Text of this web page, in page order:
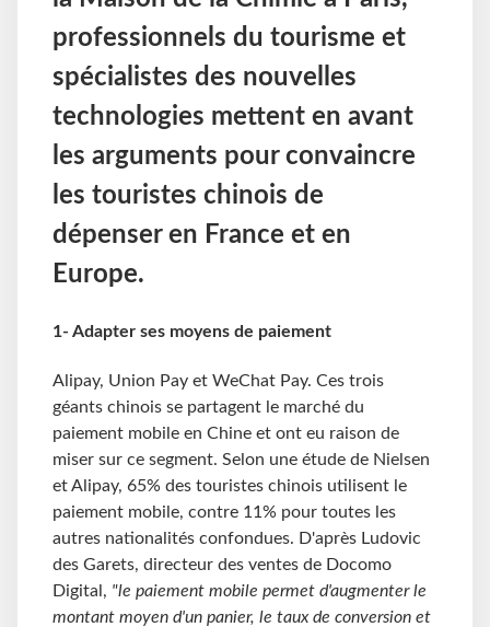
professionnels du tourisme et
spécialistes des nouvelles
technologies mettent en avant
les arguments pour convaincre
les touristes chinois de
dépenser en France et en
Europe.
1- Adapter ses moyens de paiement
Alipay, Union Pay et WeChat Pay. Ces trois
géants chinois se partagent le marché du
paiement mobile en Chine et ont eu raison de
miser sur ce segment. Selon une étude de Nielsen
et Alipay, 65% des touristes chinois utilisent le
paiement mobile, contre 11% pour toutes les
autres nationalités confondues. D'après Ludovic
des Garets, directeur des ventes de Docomo
Digital, "le paiement mobile permet d'augmenter le
montant moyen d'un panier, le taux de conversion et